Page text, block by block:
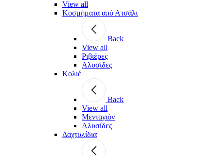
View all
Κοσμήματα από Ατσάλι
Back
View all
Ριβιέρες
Αλυσίδες
Κολιέ
Back
View all
Μενταγιόν
Αλυσίδες
Δαχτυλίδια